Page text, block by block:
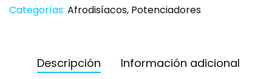
Categorías: Afrodisíacos, Potenciadores
Descripción
Información adicional